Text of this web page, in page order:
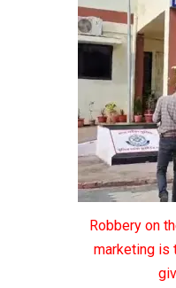
Robbery on
marketing is